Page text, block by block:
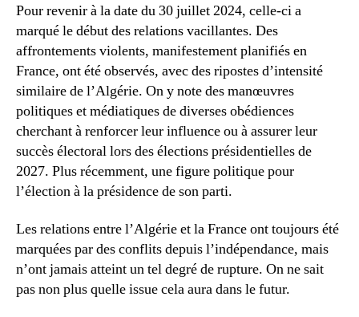
Pour revenir à la date du 30 juillet 2024, celle-ci a
marqué le début des relations vacillantes. Des
affrontements violents, manifestement planifiés en
France, ont été observés, avec des ripostes d’intensité
similaire de l’Algérie. On y note des manœuvres
politiques et médiatiques de diverses obédiences
cherchant à renforcer leur influence ou à assurer leur
succès électoral lors des élections présidentielles de
2027. Plus récemment, une figure politique pour
l’élection à la présidence de son parti.
Les relations entre l’Algérie et la France ont toujours été
marquées par des conflits depuis l’indépendance, mais
n’ont jamais atteint un tel degré de rupture. On ne sait
pas non plus quelle issue cela aura dans le futur.